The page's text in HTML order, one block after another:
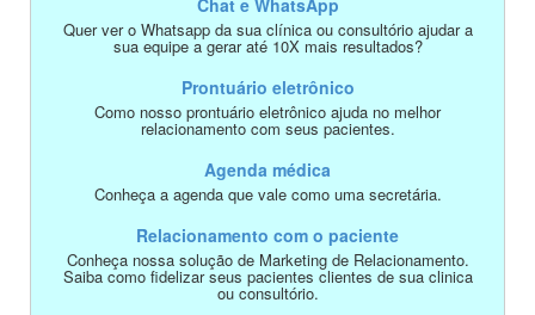
Chat e WhatsApp
Quer ver o Whatsapp da sua clínica ou consultório ajudar a
sua equipe a gerar até 10X mais resultados?
Prontuário eletrônico
Como nosso prontuário eletrônico ajuda no melhor
relacionamento com seus pacientes.
Agenda médica
Conheça a agenda que vale como uma secretária.
Relacionamento com o paciente
Conheça nossa solução de Marketing de Relacionamento.
Saiba como fidelizar seus pacientes clientes de sua clinica
ou consultório.